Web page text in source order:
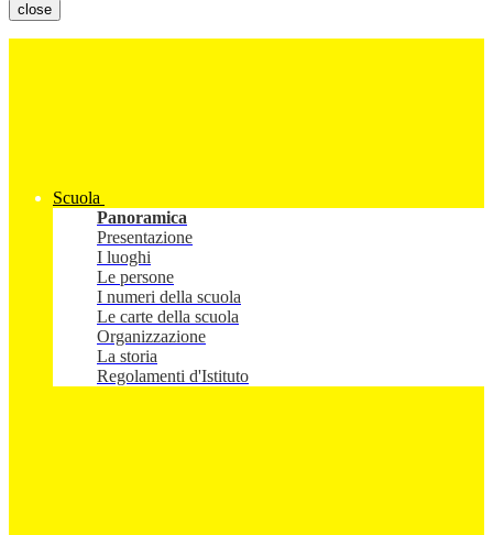
close
Scuola
Panoramica
Presentazione
I luoghi
Le persone
I numeri della scuola
Le carte della scuola
Organizzazione
La storia
Regolamenti d'Istituto